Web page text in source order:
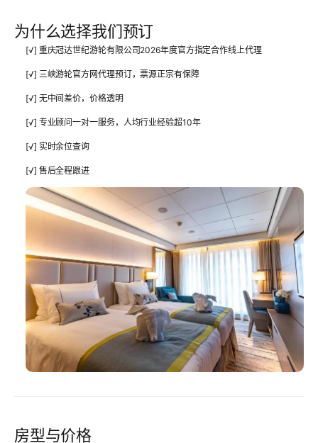
为什么选择我们预订
[√] 重庆冠达世纪游轮有限公司2026年度官方指定合作线上代理
[√] 三峡游轮官方网代理预订，票源正宗有保障
[√] 无中间差价，价格透明
[√] 专业顾问一对一服务，人均行业经验超10年
[√] 实时余位查询
[√] 售后全程跟进
房型与价格